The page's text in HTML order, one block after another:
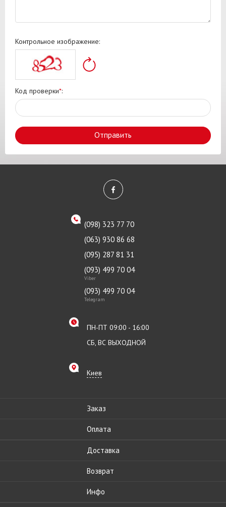
Контрольное изображение:
Код проверки*:
Отправить
(098) 323 77 70
(063) 930 86 68
(095) 287 81 31
(093) 499 70 04
Viber
(093) 499 70 04
Telegram
ПН-ПТ 09:00 - 16:00
СБ, ВС ВЫХОДНОЙ
Киев
Заказ
Оплата
Доставка
Возврат
Инфо